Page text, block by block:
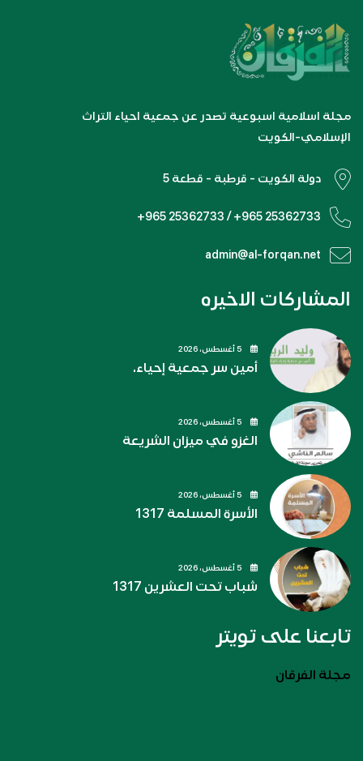
مجلة اسلامية اسبوعية تصدر عن جمعية احياء التراث
الإسلامي-الكويت
دولة الكويت - قرطبة - قطعة 5
+965 25362733 / +965 25362733
admin@al-forqan.net
المشاركات الاخيره
أمين سر جمعية إحياء.
الغزو في ميزان الشريعة
الأسرة المسلمة 1317
شباب تحت العشرين 1317
تابعنا على تويتر
مجلة الفرقان